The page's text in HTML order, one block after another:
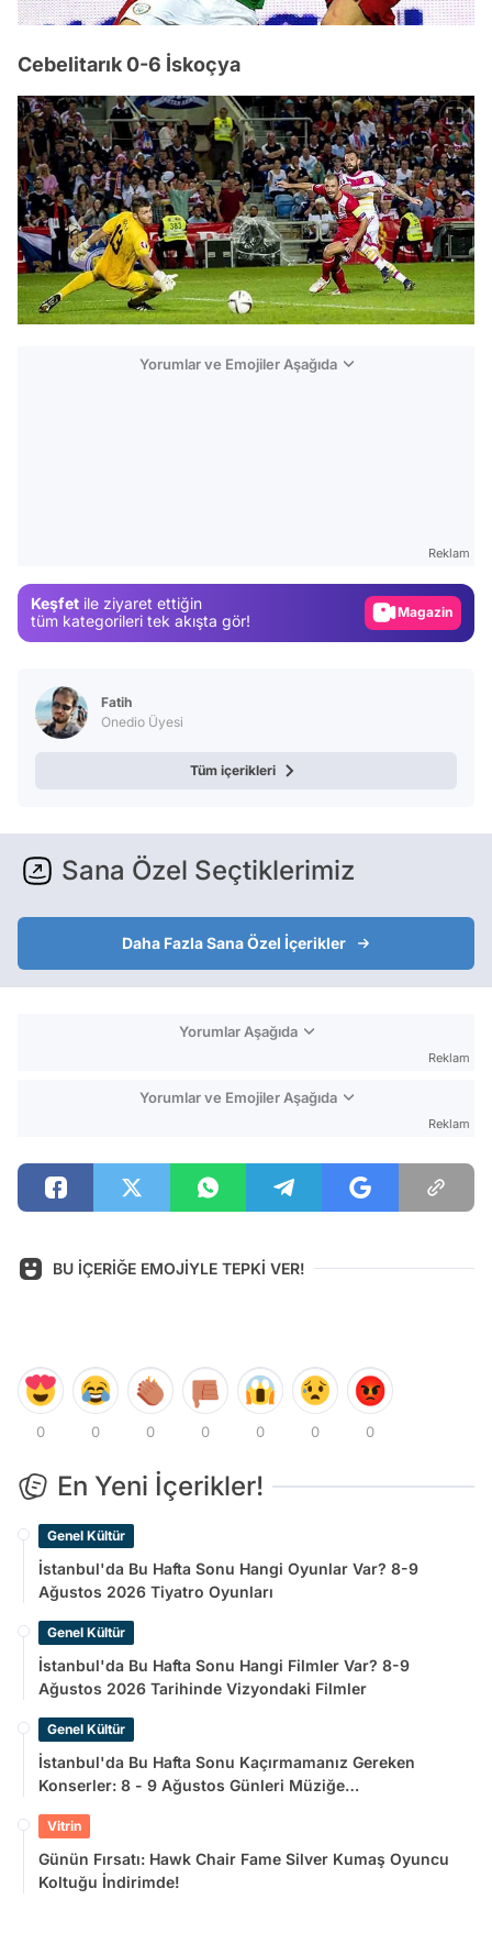
Cebelitarık 0-6 İskoçya
Yorumlar ve Emojiler Aşağıda
Reklam
Keşfet ile ziyaret ettiğin
tüm kategorileri tek akışta gör!
Gündem
Magazin
Video
Fatih
Onedio Üyesi
Tüm içerikleri
Sana Özel Seçtiklerimiz
Daha Fazla Sana Özel İçerikler
Yorumlar Aşağıda
Reklam
Yorumlar ve Emojiler Aşağıda
Reklam
BU İÇERİĞE EMOJİYLE TEPKİ VER!
0 0 0 0 0 0 0
En Yeni İçerikler!
Genel Kültür
İstanbul'da Bu Hafta Sonu Hangi Oyunlar Var? 8-9
Ağustos 2026 Tiyatro Oyunları
Genel Kültür
İstanbul'da Bu Hafta Sonu Hangi Filmler Var? 8-9
Ağustos 2026 Tarihinde Vizyondaki Filmler
Genel Kültür
İstanbul'da Bu Hafta Sonu Kaçırmamanız Gereken
Konserler: 8 - 9 Ağustos Günleri Müziğe
Vitrin
Günün Fırsatı: Hawk Chair Fame Silver Kumaş Oyuncu
Koltuğu İndirimde!